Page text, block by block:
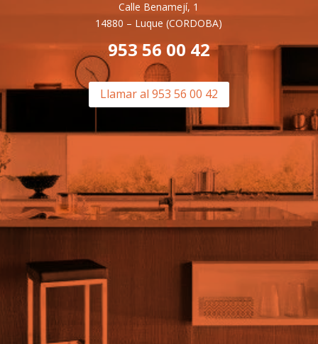
Calle Benamejí, 1
14880 – Luque (CORDOBA)
953 56 00 42
Llamar al 953 56 00 42